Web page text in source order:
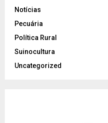
Notícias
Pecuária
Política Rural
Suinocultura
Uncategorized